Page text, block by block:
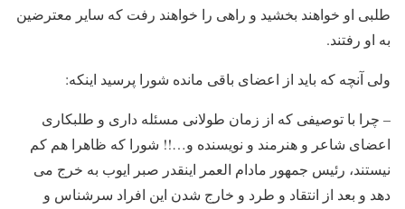
طلبی او خواهند بخشید و راهی را خواهند رفت که سایر معترضین
به او رفتند.
ولی آنچه که باید از اعضای باقی مانده شورا پرسید اینکه:
– چرا با توصیفی که از زمان طولانی مسئله داری و طلبکاری
اعضای شاعر و هنرمند و نویسنده و…!! شورا که ظاهرا هم کم
نیستند، رئیس جمهور مادام العمر اینقدر صبر ایوب به خرج می
دهد و بعد از انتقاد و طرد و خارج شدن این افراد سرشناس و